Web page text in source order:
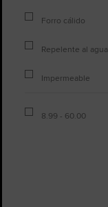
Forro cálido
Repelente al agua
Impermeable
8.99 - 60.00